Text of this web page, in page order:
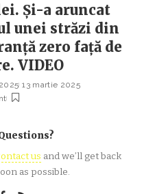
Și-a aruncat
unei străzi din
zero față de
VIDEO
13 martie 2025
us and we’ll get back
as possible.